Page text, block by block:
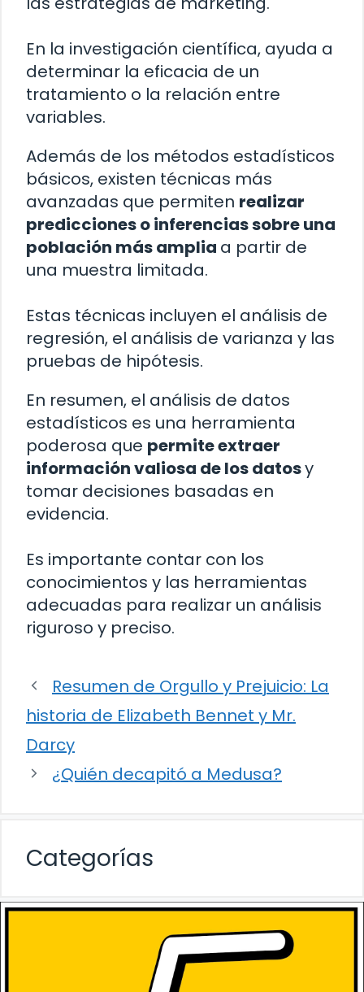
En la investigación científica, ayuda a
determinar la eficacia de un
tratamiento o la relación entre
variables.
Además de los métodos estadísticos
básicos, existen técnicas más
avanzadas que permiten realizar
predicciones o inferencias sobre una
población más amplia a partir de
una muestra limitada.
Estas técnicas incluyen el análisis de
regresión, el análisis de varianza y las
pruebas de hipótesis.
En resumen, el análisis de datos
estadísticos es una herramienta
poderosa que permite extraer
información valiosa de los datosy
tomar decisiones basadas en
evidencia.
Es importante contar con los
conocimientos y las herramientas
adecuadas para realizar un análisis
riguroso y preciso.
Resumen de Orgullo y Prejuicio: La
historia de Elizabeth Bennet y Mr.
Darcy
¿Quién decapitó a Medusa?
Categorías